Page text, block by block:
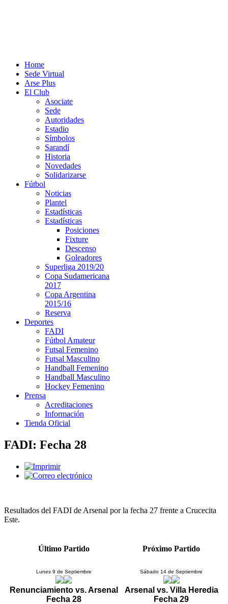
Home
Sede Virtual
Arse Plus
El Club
Asociate
Sede
Autoridades
Estadio
Símbolos
Sarandí
Historia
Novedades
Solidarizarse
Fútbol
Noticias
Plantel
Estadísticas
Estadísticas
Posiciones
Fixture
Descenso
Goleadores
Superliga 2019/20
Copa Sudamericana
2017
Copa Argentina
2015/16
Reserva
Deportes
FADI
Fútbol Amateur
Futsal Femenino
Futsal Masculino
Handball Femenino
Handball Masculino
Hockey Femenino
Prensa
Acreditaciones
Información
Tienda Oficial
FADI: Fecha 28
Resultados del FADI de Arsenal por la fecha 27 frente a Crucecita
Este.
Último Partido Próximo Partido
Lunes 9 de Septiembre
Renunciamiento vs. Arsenal
Fecha 28
Sábado 14 de Septiembre
Arsenal vs. Villa Heredia
Fecha 29